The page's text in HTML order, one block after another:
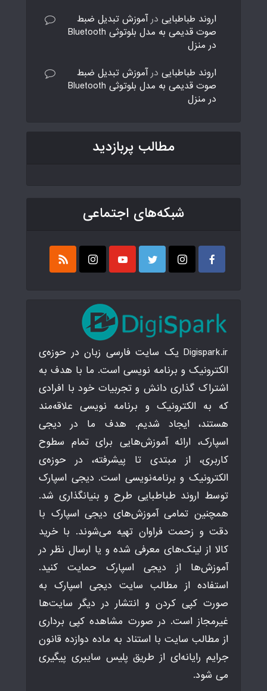
اروند طباطبایی درآموزش تبدیل ضبط
صوت قدیمی به مدل بلوتوثی Bluetooth
در منزل
اروند طباطبایی درآموزش تبدیل ضبط
صوت قدیمی به مدل بلوتوثی Bluetooth
در منزل
مطالب پربازدید
شبکه‌های اجتماعی
Digispark.ir یک سایت فارسی زبان در حوزه‌ی
الکترونیک و برنامه نویسی است. ما با هدف به
اشتراک گذاری دانش و تجربیات خود با افرادی
که به الکترونیک و برنامه نویسی علاقه‌مند
هستند، ایجاد شدیم. هدف ما در دیجی
اسپارک، ارائه آموزش‌هایی برای تمام سطوح
کاربری، از مبتدی تا پیشرفته، در حوزه‌ی
الکترونیک و برنامه‌نویسی است. دیجی اسپارک
توسط اروند طباطبایی طرح و بنیانگذاری شد.
همچنین تمامی آموزش‌های دیجی اسپارک با
دقت و زحمت فراوان تهیه می‌شوند. با خرید
کالا از لینک‌های معرفی شده و یا ارسال نظر در
آموزش‌ها از دیجی اسپارک حمایت کنید.
استفاده از مطالب سایت دیجی اسپارک به
صورت کپی کردن و انتشار در دیگر سایت‌ها
غیرمجاز است. در صورت مشاهده کپی برداری
از مطالب سایت با استناد به ماده دوازده قانون
جرایم رایانه‌ای از طریق پلیس سایبری پیگیری
می شود.